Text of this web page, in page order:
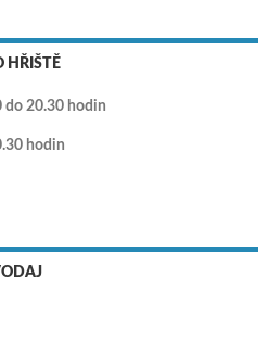
HŘIŠTĚ
do 20.30 hodin
hodin